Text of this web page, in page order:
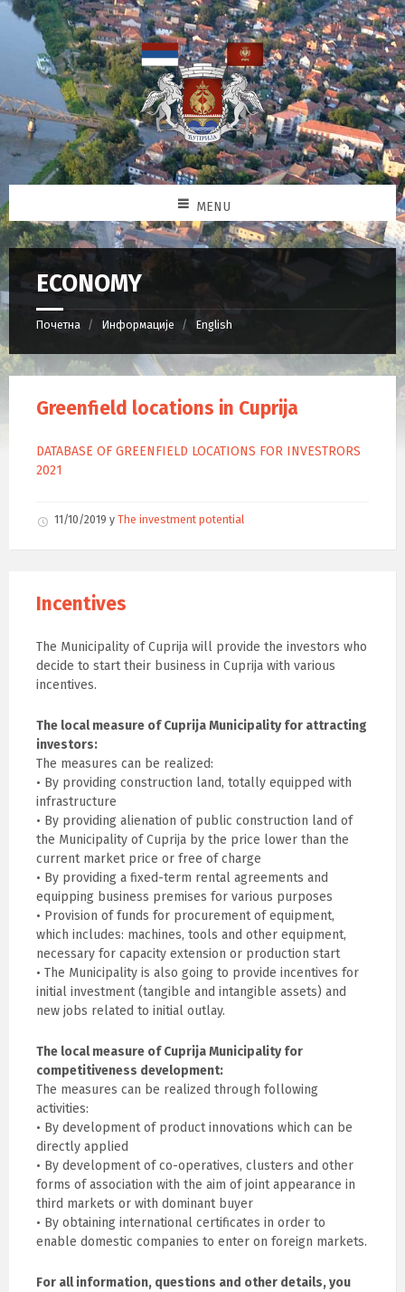
MENU
ECONOMY
Почетна Информације English
Greenfield locations in Cuprija
DATABASE OF GREENFIELD LOCATIONS FOR INVESTRORS
2021
11/10/2019 у The investment potential
Incentives
The Municipality of Cuprija will provide the investors who
decide to start their business in Cuprija with various
incentives.
The local measure of Cuprija Municipality for attracting
investors:
The measures can be realized:
• By providing construction land, totally equipped with
infrastructure
• By providing alienation of public construction land of
the Municipality of Cuprija by the price lower than the
current market price or free of charge
• By providing a fixed-term rental agreements and
equipping business premises for various purposes
• Provision of funds for procurement of equipment,
which includes: machines, tools and other equipment,
necessary for capacity extension or production start
• The Municipality is also going to provide incentives for
initial investment (tangible and intangible assets) and
new jobs related to initial outlay.
The local measure of Cuprija Municipality for
competitiveness development:
The measures can be realized through following
activities:
• By development of product innovations which can be
directly applied
• By development of co-operatives, clusters and other
forms of association with the aim of joint appearance in
third markets or with dominant buyer
• By obtaining international certificates in order to
enable domestic companies to enter on foreign markets.
For all information, questions and other details, you